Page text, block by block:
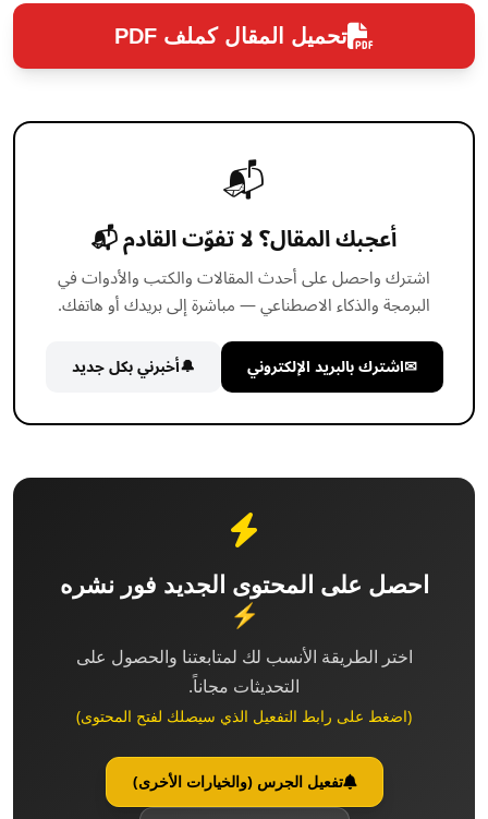
تحميل المقال كملف PDF
📬
أعجبك المقال؟ لا تفوّت القادم 📬
اشترك واحصل على أحدث المقالات والكتب والأدوات في
البرمجة والذكاء الاصطناعي — مباشرة إلى بريدك أو هاتفك.
✉اشترك بالبريد الإلكتروني 🔔أخبرني بكل جديد
احصل على المحتوى الجديد فور نشره
⚡
اختر الطريقة الأنسب لك لمتابعتنا والحصول على
التحديثات مجاناً.
(اضغط على رابط التفعيل الذي سيصلك لفتح المحتوى)
تفعيل الجرس (والخيارات الأخرى)